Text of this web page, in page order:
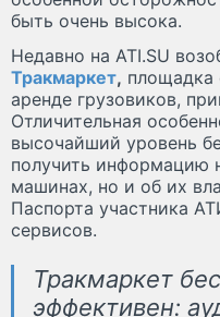
быть очень высока.
Недавно на ATI.SU
Тракмаркет, площадка
аренде грузовиков,
Отличительная
высочайший уровень
получить информацию
машинах, но и об их
Паспорта участника
сервисов.
Тракмаркет
эффективен: